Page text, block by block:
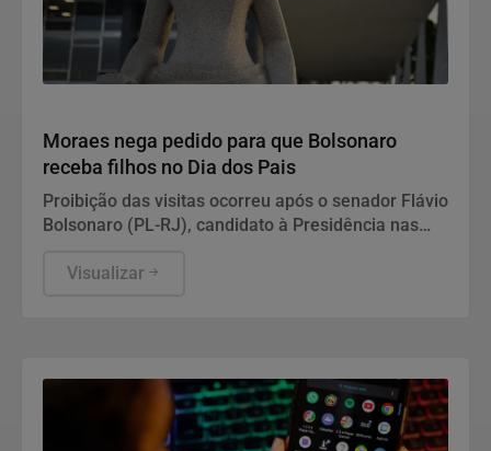
Moraes nega pedido para que Bolsonaro
receba filhos no Dia dos Pais
Proibição das visitas ocorreu após o senador Flávio
Bolsonaro (PL-RJ), candidato à Presidência nas
uma carta manuscrita assinada pelo pai.
Visualizar